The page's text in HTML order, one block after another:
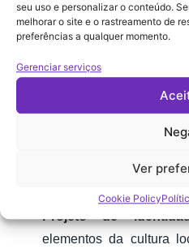
seu uso e personalizar o conteúdo.
melhorar o site e o rastreamento de
preferências a qualquer momento.
Gerenciar serviços
Ver
Cookie Policy
próprias recriações de
com IA.
Apresentações de
Linha do tempo
de fotos animadas
Projeto de
elementos da cultura